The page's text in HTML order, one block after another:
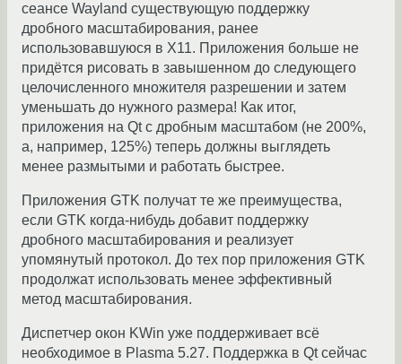
сеансе Wayland существующую поддержку
дробного масштабирования, ранее
использовавшуюся в X11. Приложения больше не
придётся рисовать в завышенном до следующего
целочисленного множителя разрешении и затем
уменьшать до нужного размера! Как итог,
приложения на Qt с дробным масштабом (не 200%,
а, например, 125%) теперь должны выглядеть
менее размытыми и работать быстрее.
Приложения GTK получат те же преимущества,
если GTK когда-нибудь добавит поддержку
дробного масштабирования и реализует
упомянутый протокол. До тех пор приложения GTK
продолжат использовать менее эффективный
метод масштабирования.
Диспетчер окон KWin уже поддерживает всё
необходимое в Plasma 5.27. Поддержка в Qt сейчас